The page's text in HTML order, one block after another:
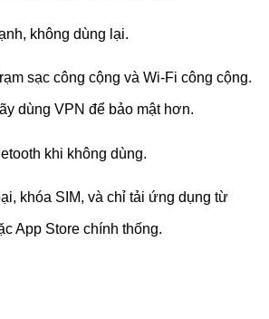
không dùng lại.
sạc công cộng và Wi-Fi công cộng.
dùng VPN để bảo mật hơn.
khi không dùng.
khóa SIM, và chỉ tải ứng dụng từ
App Store chính thống.